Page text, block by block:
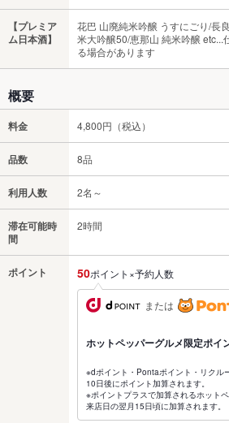
【プレミア
ム日本酒】
花巴 山廃純米吟醸 うすにごり/長
米大吟醸50/恵那山 純米吟醸 etc...
る場合があります
概要
料金 4,800円（税込）
品数 8品
利用人数 2名～
滞在可能時
間
2時間
ポイント 50ポイント×予約人数
または
ホットペッパーグルメ限定ポイ
※dポイント・Pontaポイント・リクル
10日後にポイント加算されます。
※ポイントプラスで加算されるホット
来店日の翌月15日頃に加算されます。